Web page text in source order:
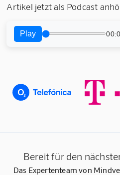
Artikel jetzt als Podcast
Play
Bereit für den
Das Expertenteam von